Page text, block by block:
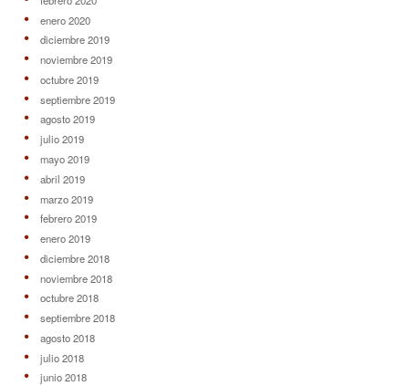
enero 2020
diciembre 2019
noviembre 2019
octubre 2019
septiembre 2019
agosto 2019
julio 2019
mayo 2019
abril 2019
marzo 2019
febrero 2019
enero 2019
diciembre 2018
noviembre 2018
octubre 2018
septiembre 2018
agosto 2018
julio 2018
junio 2018